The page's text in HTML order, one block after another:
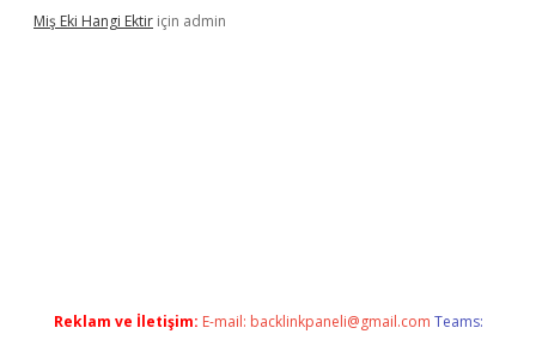
Miş Eki Hangi Ektir için admin
Reklam ve İletişim: E-mail: backlinkpaneli@gmail.com Teams: